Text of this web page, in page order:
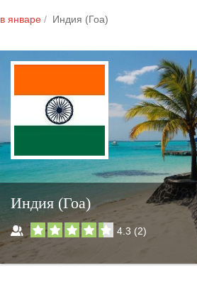
в январе Индия (Гоа)
Индия (Гоа)
4.3 (2)